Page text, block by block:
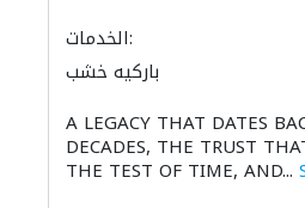
الخدمات:
باركيه خشب
A LEGACY THAT DATES
DECADES, THE TRUST
THE TEST OF TIME, AND...